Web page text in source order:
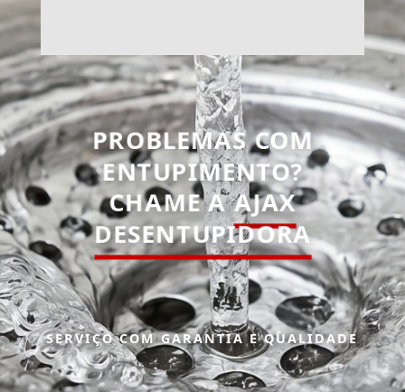
PROBLEMAS COM
ENTUPIMENTO?
CHAME AAJAX
DESENTUPIDORA
SERVIÇO COM GARANTIA E QUALIDADE